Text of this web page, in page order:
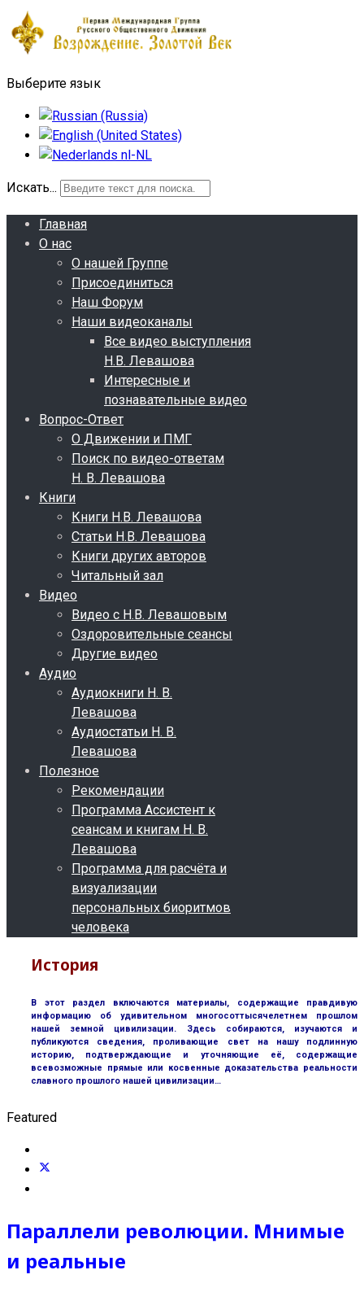
Выберите язык
Искать...
Главная
О нас
О нашей Группе
Присоединиться
Наш Форум
Наши видеоканалы
Все видео выступления
Н.В. Левашова
Интересные и
познавательные видео
Вопрос-Ответ
О Движении и ПМГ
Поиск по видео-ответам
Н. В. Левашова
Книги
Книги Н.В. Левашова
Статьи Н.В. Левашова
Книги других авторов
Читальный зал
Видео
Видео с Н.В. Левашовым
Оздоровительные сеансы
Другие видео
Аудио
Аудиокниги Н. В.
Левашова
Аудиостатьи Н. В.
Левашова
Полезное
Рекомендации
Программа Ассистент к
сеансам и книгам Н. В.
Левашова
Программа для расчёта и
визуализации
персональных биоритмов
человека
История
В этот раздел включаются материалы, содержащие правдивую
информацию об удивительном многосоттысячелетнем прошлом
нашей земной цивилизации. Здесь собираются, изучаются и
публикуются сведения, проливающие свет на нашу подлинную
историю, подтверждающие и уточняющие её, содержащие
всевозможные прямые или косвенные доказательства реальности
славного прошлого нашей цивилизации…
Featured
Параллели революции. Мнимые
и реальные